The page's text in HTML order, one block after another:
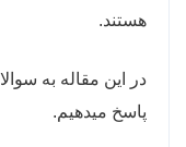
هستند.
در این مقاله به
پاسخ میدهیم.